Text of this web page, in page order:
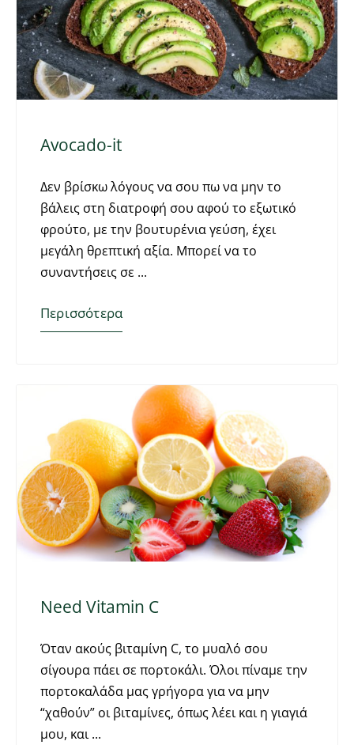
Avocado-it
Δεν βρίσκω λόγους να σου πω να μην το
βάλεις στη διατροφή σου αφού το εξωτικό
φρούτο, με την βουτυρένια γεύση, έχει
μεγάλη θρεπτική αξία. Μπορεί να το
συναντήσεις σε
Περισσότερα
Need Vitamin C
Όταν ακούς βιταμίνη C, το μυαλό σου
σίγουρα πάει σε πορτοκάλι. Όλοι πίναμε την
πορτοκαλάδα μας γρήγορα για να μην
“χαθούν” οι βιταμίνες, όπως λέει και η γιαγιά
μου, και